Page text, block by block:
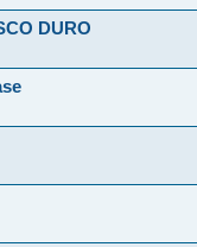
DURO